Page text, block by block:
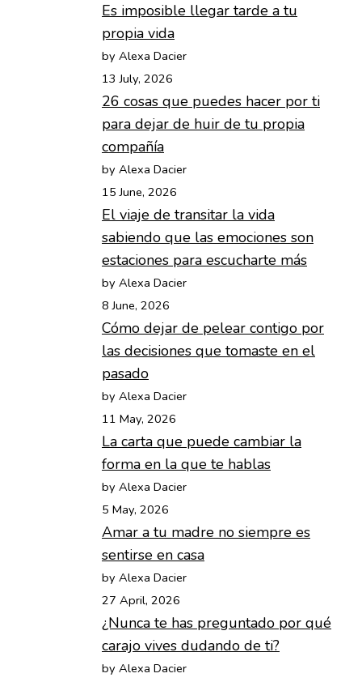
Es imposible llegar tarde a tu
propia vida
by Alexa Dacier
13 July, 2026
26 cosas que puedes hacer por ti
para dejar de huir de tu propia
compañía
by Alexa Dacier
15 June, 2026
El viaje de transitar la vida
sabiendo que las emociones son
estaciones para escucharte más
by Alexa Dacier
8 June, 2026
Cómo dejar de pelear contigo por
las decisiones que tomaste en el
pasado
by Alexa Dacier
11 May, 2026
La carta que puede cambiar la
forma en la que te hablas
by Alexa Dacier
5 May, 2026
Amar a tu madre no siempre es
sentirse en casa
by Alexa Dacier
27 April, 2026
¿Nunca te has preguntado por qué
carajo vives dudando de ti?
by Alexa Dacier